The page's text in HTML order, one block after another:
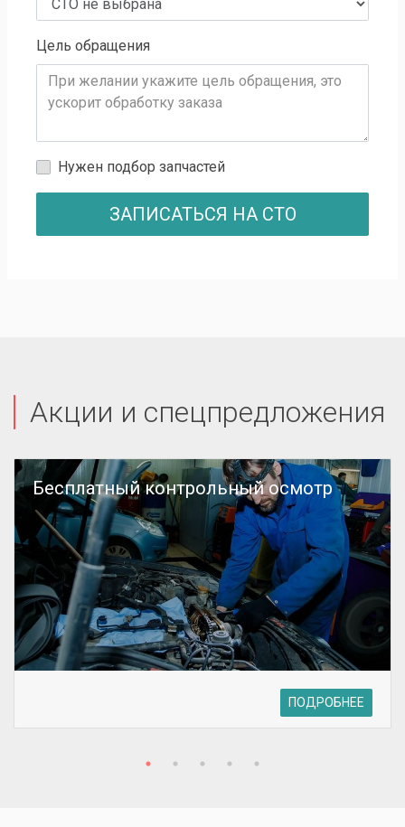
Цель обращения
Нужен подбор запчастей
ЗАПИСАТЬСЯ НА СТО
Акции и спецпредложения
Бесплатный контрольный осмотр
ПОДРОБНЕЕ